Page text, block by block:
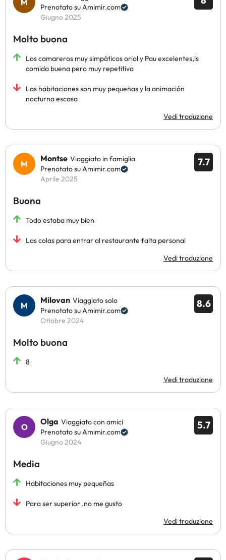
Prenotato su Amimir.com
Giugno 2025
Molto buona
Los camareros muy simpáticos oriol y Pau excelentes,ls
comida buena pero muy repetitiva
Las habitaciones son muy pequeñas y la animación
nocturna escasa
Vedi traduzione
7.7
Montse Viaggiato in famiglia
Prenotato su Amimir.com
Aprile 2025
Buona
Todo estaba muy bien
Las colas para entrar al restaurante falta personal
Vedi traduzione
8.6
Milovan Viaggiato solo
Prenotato su Amimir.com
Ottobre 2024
Molto buona
8
Vedi traduzione
5.7
Olga Viaggiato con amici
Prenotato su Amimir.com
Giugno 2024
Media
Habitaciones muy pequeñas
Para ser superior .no me gusto
Vedi traduzione